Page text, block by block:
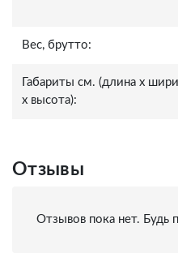
Вес, брутто:
Габариты см. (длина x
x высота):
Отзывы
Отзывов пока нет. Будь